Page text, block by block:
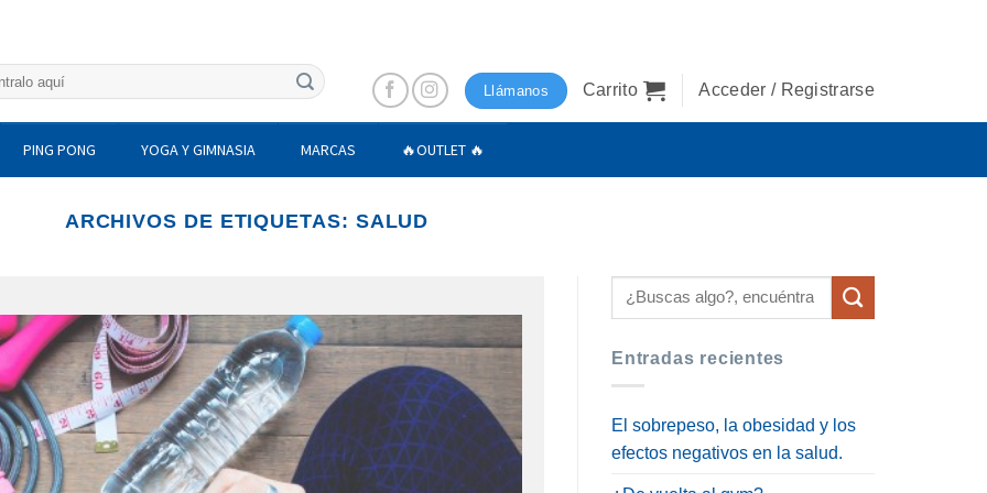
Llámanos Carrito Acceder / Registrarse
PING PONG YOGA Y GIMNASIA MARCAS 🔥OUTLET 🔥
ARCHIVOS DE ETIQUETAS: SALUD
Entradas recientes
El sobrepeso, la obesidad y los
efectos negativos en la salud.